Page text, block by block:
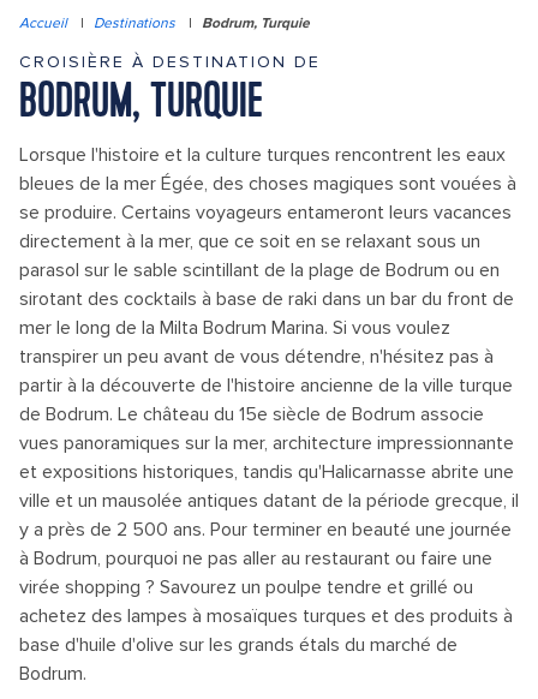
Accueil | Destinations | Bodrum, Turquie
CROISIÈRE À DESTINATION DE
BODRUM, TURQUIE
Lorsque l'histoire et la culture turques rencontrent les eaux
bleues de la mer Égée, des choses magiques sont vouées à
se produire. Certains voyageurs entameront leurs vacances
directement à la mer, que ce soit en se relaxant sous un
parasol sur le sable scintillant de la plage de Bodrum ou en
sirotant des cocktails à base de raki dans un bar du front de
mer le long de la Milta Bodrum Marina. Si vous voulez
transpirer un peu avant de vous détendre, n'hésitez pas à
partir à la découverte de l'histoire ancienne de la ville turque
de Bodrum. Le château du 15e siècle de Bodrum associe
vues panoramiques sur la mer, architecture impressionnante
et expositions historiques, tandis qu'Halicarnasse abrite une
ville et un mausolée antiques datant de la période grecque, il
y a près de 2 500 ans. Pour terminer en beauté une journée
à Bodrum, pourquoi ne pas aller au restaurant ou faire une
virée shopping ? Savourez un poulpe tendre et grillé ou
achetez des lampes à mosaïques turques et des produits à
base d'huile d'olive sur les grands étals du marché de
Bodrum.